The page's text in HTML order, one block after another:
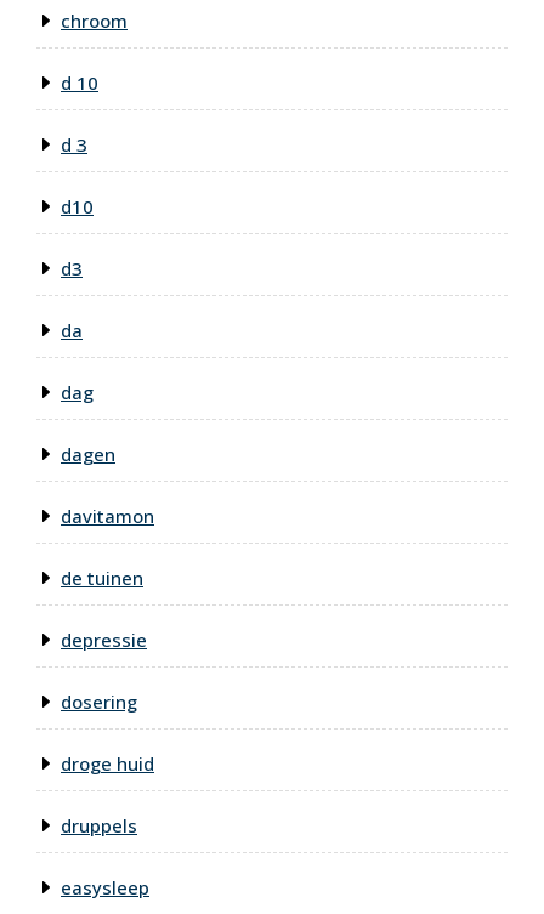
chroom
d 10
d 3
d10
d3
da
dag
dagen
davitamon
de tuinen
depressie
dosering
droge huid
druppels
easysleep